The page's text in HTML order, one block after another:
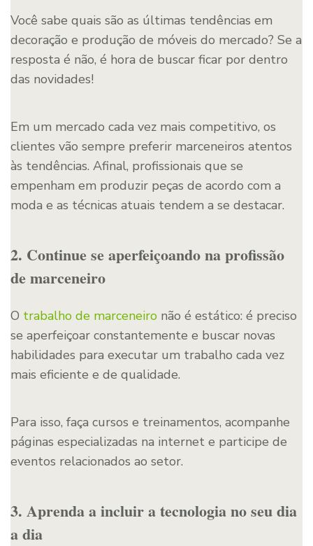
Você sabe quais são as últimas tendências em
decoração e produção de móveis do mercado? Se a
resposta é não, é hora de buscar ficar por dentro
das novidades!
Em um mercado cada vez mais competitivo, os
clientes vão sempre preferir marceneiros atentos
às tendências. Afinal, profissionais que se
empenham em produzir peças de acordo com a
moda e as técnicas atuais tendem a se destacar.
2. Continue se aperfeiçoando na profissão
de marceneiro
O trabalho de marceneiro não é estático: é preciso
se aperfeiçoar constantemente e buscar novas
habilidades para executar um trabalho cada vez
mais eficiente e de qualidade.
Para isso, faça cursos e treinamentos, acompanhe
páginas especializadas na internet e participe de
eventos relacionados ao setor.
3. Aprenda a incluir a tecnologia no seu dia
a dia